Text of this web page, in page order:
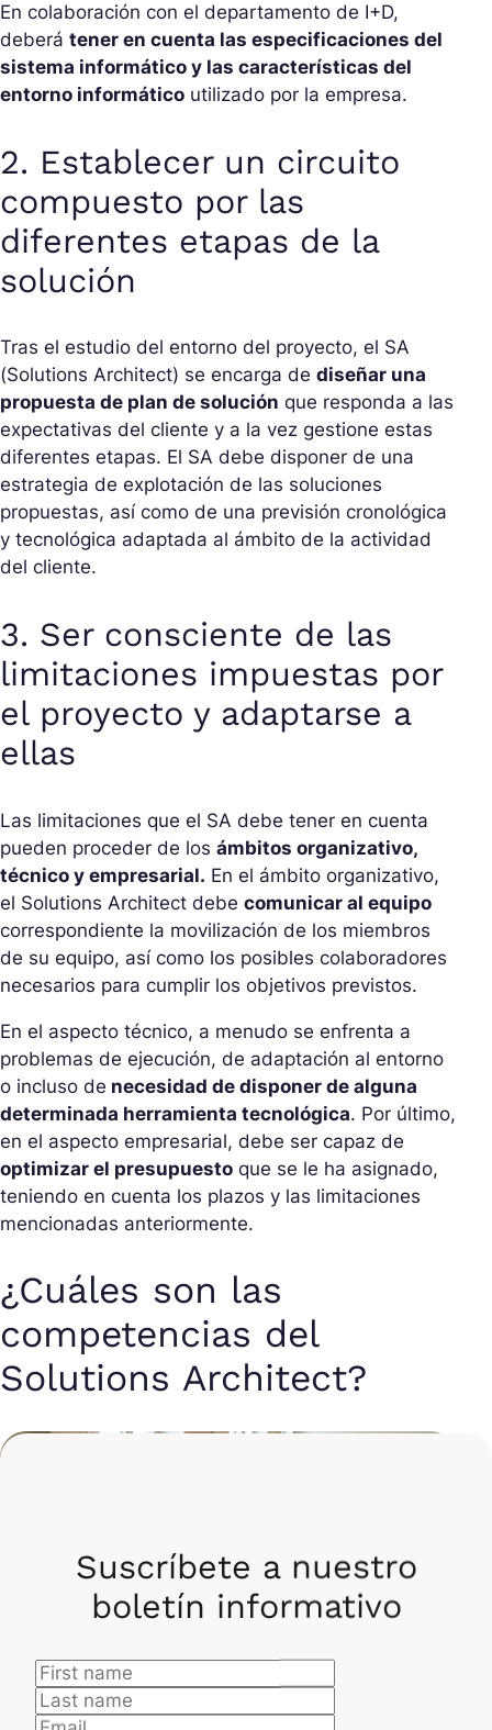
En colaboración con el departamento de I+D,
deberá tener en cuenta las especificaciones del
sistema informático y las características del
entorno informático utilizado por la empresa.
2. Establecer un circuito
compuesto por las
diferentes etapas de la
solución
Tras el estudio del entorno del proyecto, el SA
(Solutions Architect) se encarga de diseñar una
propuesta de plan de solución que responda a las
expectativas del cliente y a la vez gestione estas
diferentes etapas. El SA debe disponer de una
estrategia de explotación de las soluciones
propuestas, así como de una previsión cronológica
y tecnológica adaptada al ámbito de la actividad
del cliente.
3. Ser consciente de las
limitaciones impuestas por
el proyecto y adaptarse a
ellas
Las limitaciones que el SA debe tener en cuenta
pueden proceder de los ámbitos organizativo,
técnico y empresarial. En el ámbito organizativo,
el Solutions Architect debe comunicar al equipo
correspondiente la movilización de los miembros
de su equipo, así como los posibles colaboradores
necesarios para cumplir los objetivos previstos.
En el aspecto técnico, a menudo se enfrenta a
problemas de ejecución, de adaptación al entorno
o incluso de necesidad de disponer de alguna
determinada herramienta tecnológica. Por último,
en el aspecto empresarial, debe ser capaz de
optimizar el presupuesto que se le ha asignado,
teniendo en cuenta los plazos y las limitaciones
mencionadas anteriormente.
¿Cuáles son las
competencias del
Solutions Architect?
Suscríbete a nuestro
boletín informativo